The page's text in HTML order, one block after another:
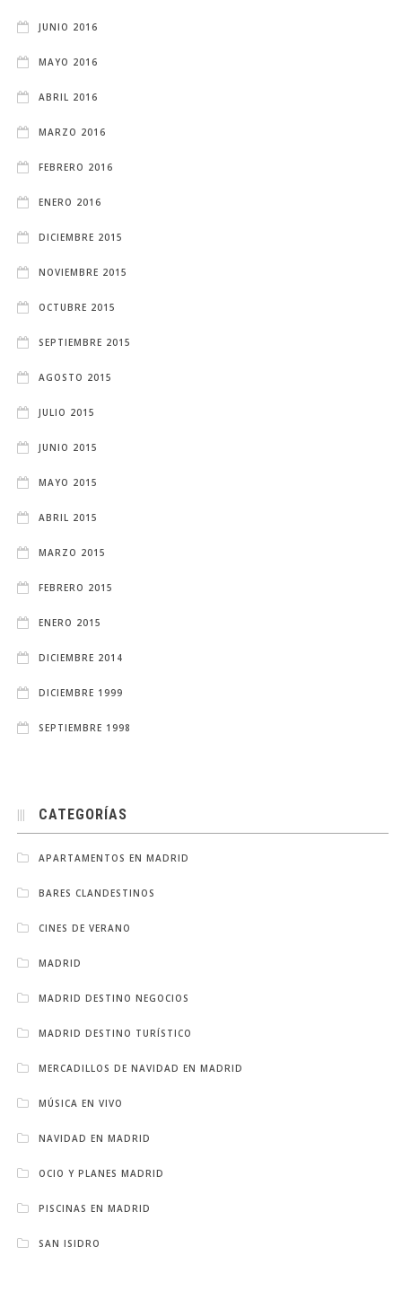
JUNIO 2016
MAYO 2016
ABRIL 2016
MARZO 2016
FEBRERO 2016
ENERO 2016
DICIEMBRE 2015
NOVIEMBRE 2015
OCTUBRE 2015
SEPTIEMBRE 2015
AGOSTO 2015
JULIO 2015
JUNIO 2015
MAYO 2015
ABRIL 2015
MARZO 2015
FEBRERO 2015
ENERO 2015
DICIEMBRE 2014
DICIEMBRE 1999
SEPTIEMBRE 1998
CATEGORÍAS
APARTAMENTOS EN MADRID
BARES CLANDESTINOS
CINES DE VERANO
MADRID
MADRID DESTINO NEGOCIOS
MADRID DESTINO TURÍSTICO
MERCADILLOS DE NAVIDAD EN MADRID
MÚSICA EN VIVO
NAVIDAD EN MADRID
OCIO Y PLANES MADRID
PISCINAS EN MADRID
SAN ISIDRO